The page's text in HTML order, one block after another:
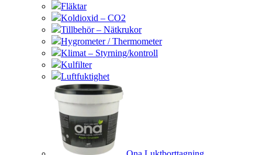
Fläktar
Koldioxid – CO2
Tillbehör – Nätkrukor
Hygrometer / Thermometer
Klimat – Styrning/kontroll
Kulfilter
Luftfuktighet